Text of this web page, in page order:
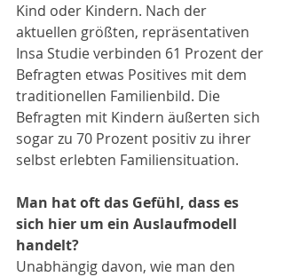
Kind oder Kindern. Nach der
aktuellen größten, repräsentativen
Insa Studie verbinden 61 Prozent der
Befragten etwas Positives mit dem
traditionellen Familienbild. Die
Befragten mit Kindern äußerten sich
sogar zu 70 Prozent positiv zu ihrer
selbst erlebten Familiensituation.
Man hat oft das Gefühl, dass es
sich hier um ein Auslaufmodell
handelt?
Unabhängig davon, wie man den